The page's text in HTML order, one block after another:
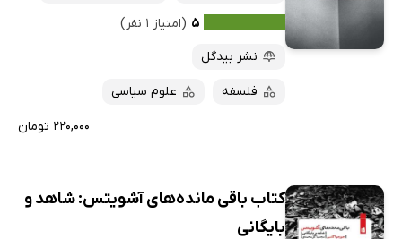
۵ (امتیاز ۱ نفر)
نشر بیدگل
فلسفه علوم سیاسی
۲۲۰,۰۰۰ تومان
کتاب باقی مانده‌های آشویتس:‌ شاهد و
بایگانی